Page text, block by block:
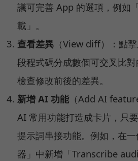
議可完善 App 的選項，例如
載」。
查看差異 （View diff）：點
段程式碼分成數個可交叉比
檢查修改前後的差異。
新增 AI 功能 （Add AI
AI 常用功能打造成卡片，只
提示詞串接功能。例如，在
器」中新增「Transcribe